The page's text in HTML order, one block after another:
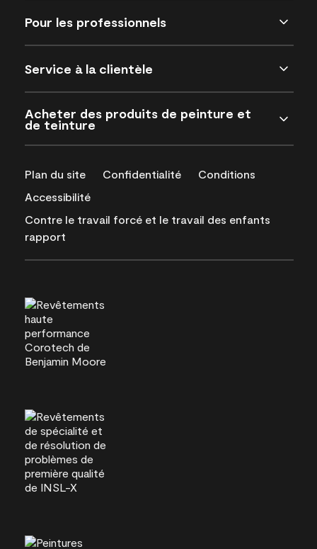
Pour les professionnels
Service à la clientèle
Acheter des produits de peinture et
de teinture
Plan du site Confidentialité
Conditions
Accessibilité
Contre le travail forcé et le travail des enfants
rapport